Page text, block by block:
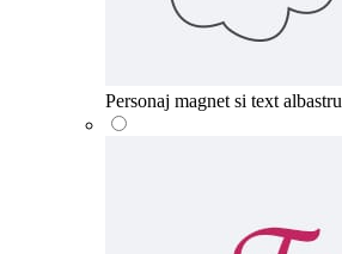
Personaj magnet si text albastru